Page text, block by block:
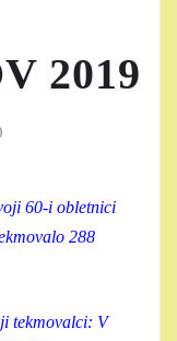
2019
60-i obletnici
288
tekmovalci: V